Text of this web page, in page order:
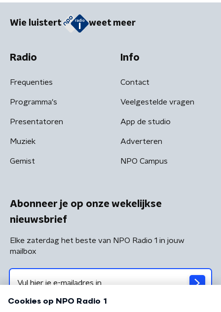
Wie luistert weet meer
Radio
Frequenties
Programma's
Presentatoren
Muziek
Gemist
Info
Contact
Veelgestelde vragen
App de studio
Adverteren
NPO Campus
Abonneer je op onze wekelijkse
nieuwsbrief
Elke zaterdag het beste van NPO Radio 1 in jouw
mailbox